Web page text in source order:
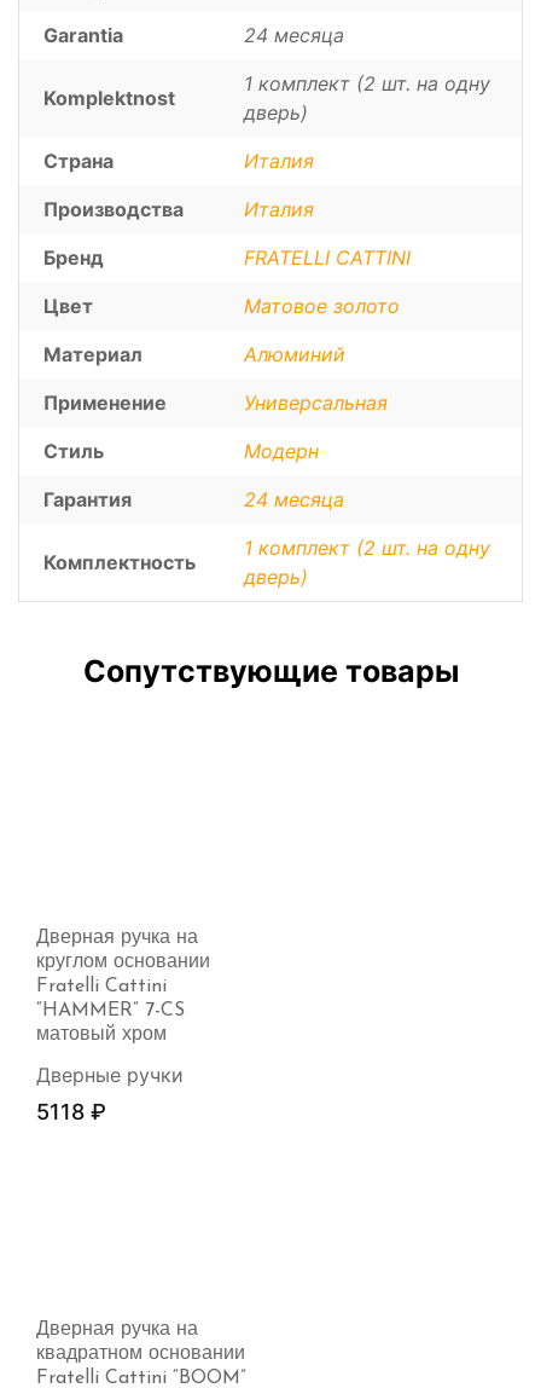
Garantia
24 месяца
Komplektnost
1 комплект (2 шт. на одну
дверь)
Страна
Италия
Производства
Италия
Бренд
FRATELLI CATTINI
Цвет
Матовое золото
Материал
Алюминий
Применение
Универсальная
Стиль
Модерн
Гарантия
24 месяца
Комплектность
1 комплект (2 шт. на одну
дверь)
Сопутствующие товары
Дверная ручка на
круглом основании
Fratelli Cattini
“HAMMER” 7-CS
матовый хром
Дверные ручки
5118 ₽
Дверная ручка на
квадратном основании
Fratelli Cattini “BOOM”